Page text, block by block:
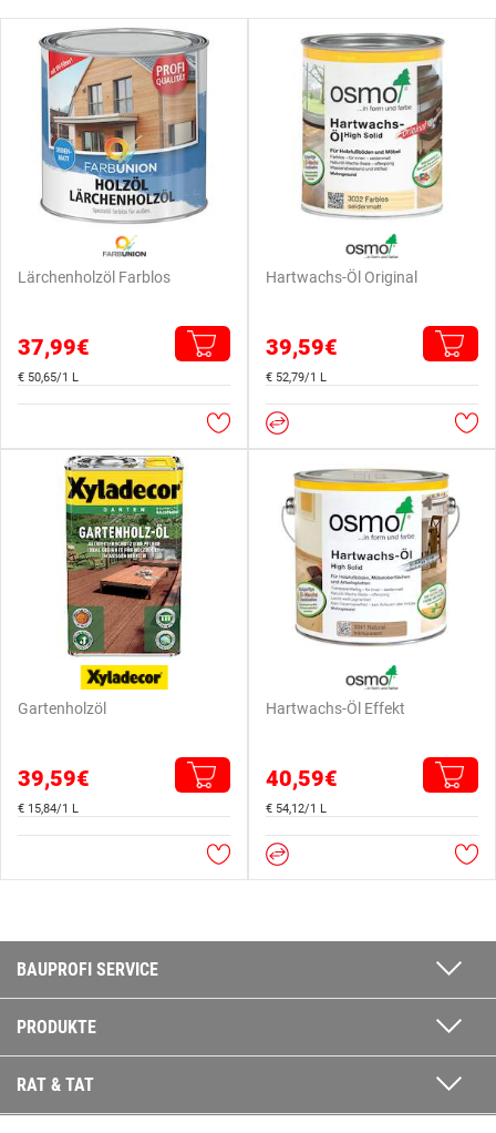
Lärchenholzöl Farblos
37,99€
€ 50,65/1 L
Hartwachs-Öl Original
39,59€
€ 52,79/1 L
Gartenholzöl
39,59€
€ 15,84/1 L
Hartwachs-Öl Effekt
40,59€
€ 54,12/1 L
BAUPROFI SERVICE
PRODUKTE
RAT & TAT